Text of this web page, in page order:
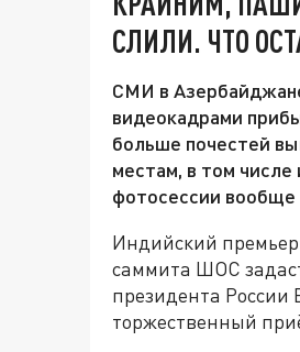
СЛИЛИ. ЧТО
СМИ в
видеокадрами
больше почестей
местам, в том
фотосессии вообще
Индийский
саммита ШОС
президента России
торжественный